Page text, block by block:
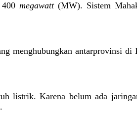
megawatt(MW). Sistem
menghubungkan antarprovinsi
listrik. Karena belum ada